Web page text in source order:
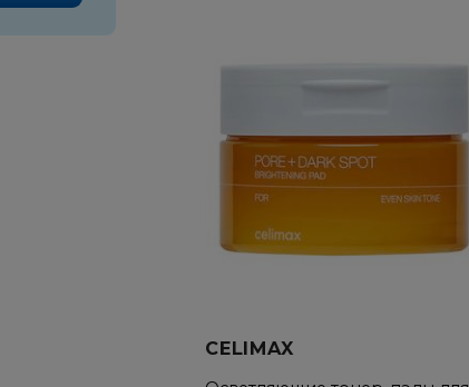
CELIMAX